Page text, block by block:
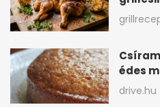
édes
drive.hu